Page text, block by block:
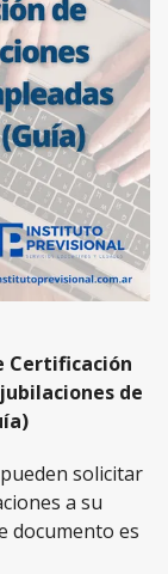
Certificación
de
solicitar
a su
documento es